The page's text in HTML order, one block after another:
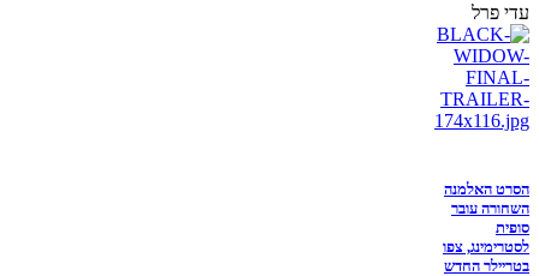
עדי פרל
הסרט האלמנה
השחורה עובר
סופית
לסטרימינג, צפו
בטריילר החדש